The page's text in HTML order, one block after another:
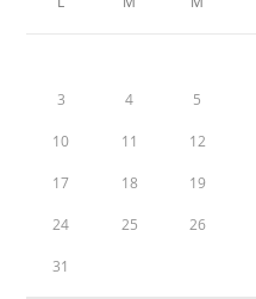
3 4 5
10 11 12
17 18 19
24 25 26
31